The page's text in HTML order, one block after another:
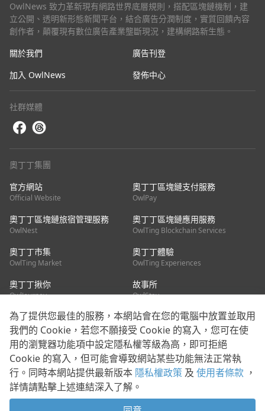
OwlNews 致力革新現有網路世界底層規則，搭配區塊鏈機制，建
立公開、透明新形態新聞平台，結合廣告分潤制度，實質回饋內容
創作者，顛覆現有數位廣告產業壟斷現況，建構網路新生態。
關於我們
廣告刊登
加入 OwlNews
發佈中心
社群媒體
奧丁丁集團
官方網站
Official Website
奧丁丁區塊鏈支付服務
OwlPay
奧丁丁區塊鏈旅宿管理服務
OwlNest
奧丁丁區塊鏈應用服務
OwlTing Blockchain Services
奧丁丁市集
OwlTing Market
奧丁丁體驗
OwlTing Experiences
奧丁丁揪你
OwlJourney
故事所
OwlStay
聯絡我們
客服信箱：mediapartner@owlting.com
服務信箱 / 廣告洽詢：info_owlnews@owlting.com
媒體合作 / 新聞稿提供：mediapartner@owlting.com
本平台之內容符合第三方智慧財產權規範，若有疑慮歡迎來信告
為了提供您最佳的服務，本網站會在您的電腦中放置並取用
我們的 Cookie，若您不願接受 Cookie 的寫入，您可在使
用的瀏覽器功能項中設定隱私權等級為高，即可拒絕
Cookie 的寫入，但可能會導致網站某些功能無法正常執
行。同時本網站提供最新版本 隱私權政策 及 使用者條款 ，
詳情請點擊上述連結深入了解。